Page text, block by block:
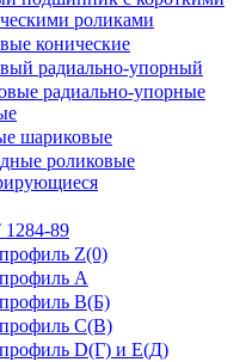
роликами
конические
радиально-упорный
радиально-упорные
шариковые
роликовые
89
Z(0)
А
В(Б)
С(В)
D(Г) и E(Д)